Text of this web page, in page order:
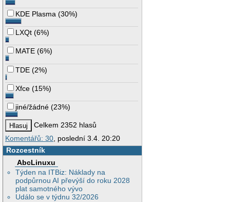
KDE Plasma (30%)
LXQt (6%)
MATE (6%)
TDE (2%)
Xfce (15%)
jiné/žádné (23%)
Celkem 2352 hlasů
Komentářů: 30 , poslední 3.4. 20:20
Rozcestník
AbcLinuxu
Týden na ITBiz: Náklady na
podpůrnou AI převýší do roku 2028
plat samotného vývo
Událo se v týdnu 32/2026